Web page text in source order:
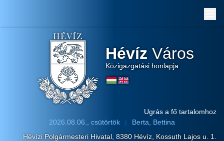
Hévíz Város
Közigazgatási honlapja
Ugrás a fő tartalomhoz
2026.08.06., csütörtök
Berta, Bettina
Hévízi Polgármesteri Hivatal, 8380 Hévíz, Kossuth Lajos u. 1.